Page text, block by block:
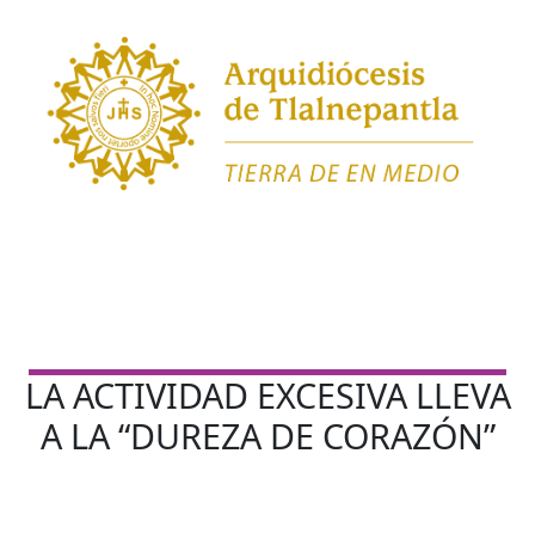
LA ACTIVIDAD EXCESIVA LLEVA
A LA “DUREZA DE CORAZÓN”